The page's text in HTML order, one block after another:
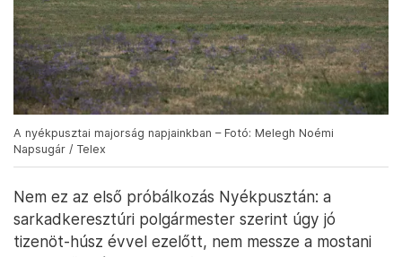
A nyékpusztai majorság napjainkban – Fotó: Melegh Noémi
Napsugár / Telex
Nem ez az első próbálkozás Nyékpusztán: a
sarkadkeresztúri polgármester szerint úgy jó
tizenöt-húsz évvel ezelőtt, nem messze a mostani